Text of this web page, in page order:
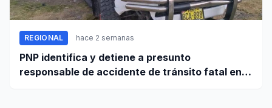
REGIONAL hace 2 semanas
PNP identifica y detiene a presunto
responsable de accidente de tránsito fatal en